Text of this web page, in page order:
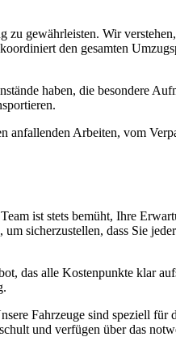
gewährleisten. Wir
den gesamten
haben, die besondere
anfallenden Arbeiten, vom
ist stets bemüht, Ihre
sicherzustellen, dass Sie
das alle Kostenpunkte klar
Fahrzeuge sind speziell für
und verfügen über das